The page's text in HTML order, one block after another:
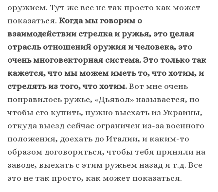
оружием. Тут же все не так просто как может
показаться. Когда мы говорим о
взаимодействии стрелка и ружья, это целая
отрасль отношений оружия и человека, это
очень многовекторная система. Это только так
кажется, что мы можем иметь то, что хотим, и
стрелять из того, что хотим. Вот мне очень
понравилось ружье, «Дьявол» называется, но
чтобы его купить, нужно выехать из Украины,
откуда выезд сейчас ограничен из-за военного
положения, доехать до Италии, и каким-то
образом договориться, чтобы тебя приняли на
заводе, выехать с этим ружьем назад и т.д. Все
это не так просто, как может показаться.